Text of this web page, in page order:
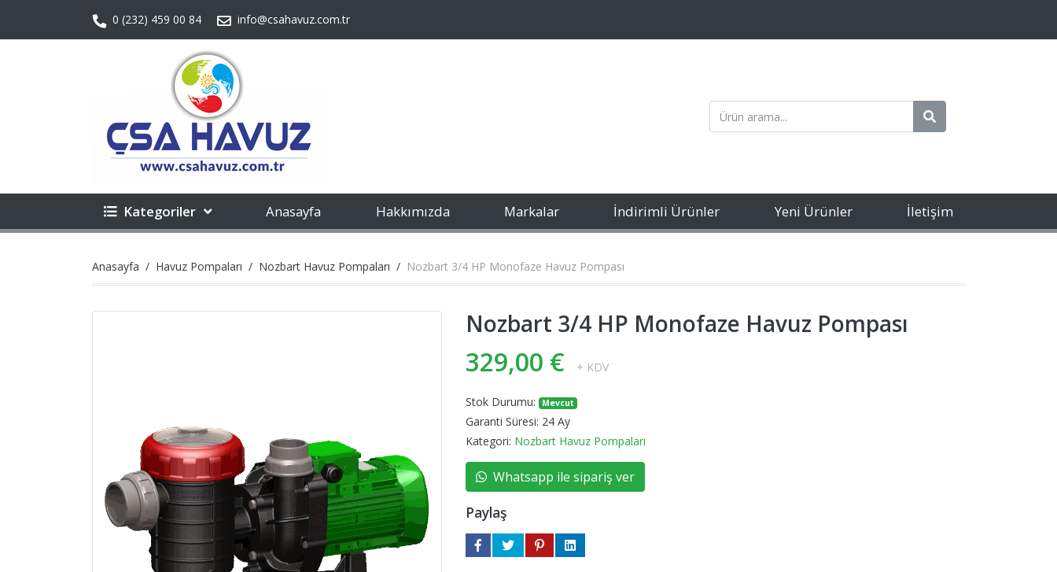
0 (232) 459 00 84 info@csahavuz.com.tr
Kategoriler Anasayfa Hakkımızda Markalar İndirimli Ürünler Yeni Ürünler İletişim
Anasayfa Havuz Pompaları Nozbart Havuz Pompaları Nozbart 3/4 HP Monofaze Havuz Pompası
Nozbart 3/4 HP Monofaze Havuz Pompası
329,00 € + KDV
Stok Durumu: Mevcut
Garanti Süresi: 24 Ay
Kategori: Nozbart Havuz Pompaları
Whatsapp ile sipariş ver
Paylaş